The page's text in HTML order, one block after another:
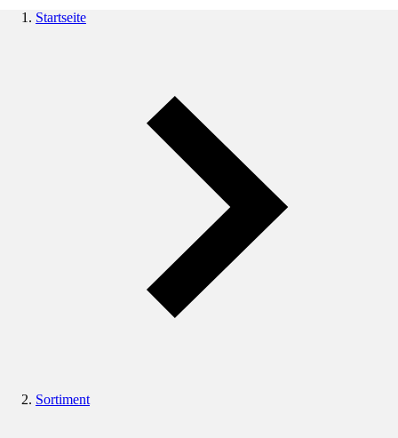
Startseite
Sortiment